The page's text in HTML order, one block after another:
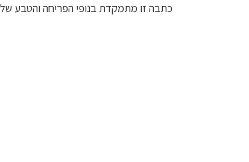
כתבה זו מתמקדת בנופי הפריחה והטבע של